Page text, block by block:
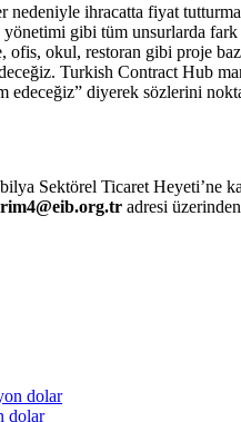
ihracatta fiyat
gibi tüm unsurlarda
okul, restoran gibi proje
Turkish Contract Hub
edeceğiz” diyerek sözlerini
Sektörel Ticaret Heyeti’ne
adresi
dolar